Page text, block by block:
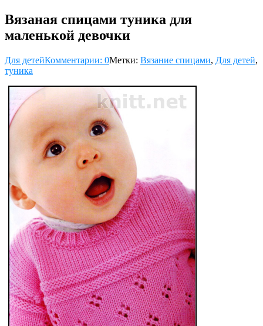
Вязаная спицами туника для
маленькой девочки
Для детейКомментарии: 0Метки: Вязание спицами, Для детей,
туника